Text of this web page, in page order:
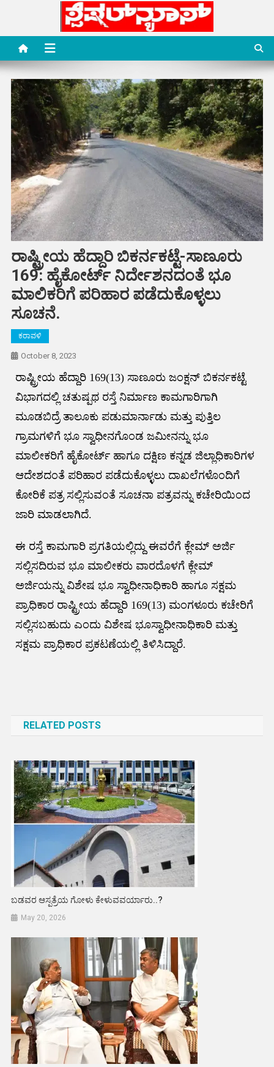
content
Special News Media
Special News Media
ರಾಷ್ಟ್ರೀಯ ಹೆದ್ದಾರಿ ಬಿಕರ್ನಕಟ್ಟೆ-ಸಾಣೂರು
169: ಹೈಕೋರ್ಟ್ ನಿರ್ದೇಶನದಂತೆ ಭೂ
ಮಾಲಿಕರಿಗೆ ಪರಿಹಾರ ಪಡೆದುಕೊಳ್ಳಲು
ಸೂಚನೆ.
ಕರಾವಳಿ
October 8, 2023
ರಾಷ್ಟ್ರೀಯ ಹೆದ್ದಾರಿ 169(13) ಸಾಣೂರು ಜಂಕ್ಷನ್ ಬಿಕರ್ನಕಟ್ಟೆ
ವಿಭಾಗದಲ್ಲಿ ಚತುಷ್ಪಥ ರಸ್ತೆ ನಿರ್ಮಾಣ ಕಾಮಗಾರಿಗಾಗಿ
ಮೂಡಬಿದ್ರೆ ತಾಲೂಕು ಪಡುಮಾರ್ನಾಡು ಮತ್ತು ಪುತ್ತಿಲ
ಗ್ರಾಮಗಳಿಗೆ ಭೂ ಸ್ವಾಧೀನಗೊಂಡ ಜಮೀನನ್ನು ಭೂ
ಮಾಲೀಕರಿಗೆ ಹೈಕೋರ್ಟ್ ಹಾಗೂ ದಕ್ಷಿಣ ಕನ್ನಡ ಜಿಲ್ಲಾಧಿಕಾರಿಗಳ
ಆದೇಶದಂತೆ ಪರಿಹಾರ ಪಡೆದುಕೊಳ್ಳಲು ದಾಖಲೆಗಳೊಂದಿಗೆ
ಕೋರಿಕೆ ಪತ್ರ ಸಲ್ಲಿಸುವಂತೆ ಸೂಚನಾ ಪತ್ರವನ್ನು ಕಚೇರಿಯಿಂದ
ಜಾರಿ ಮಾಡಲಾಗಿದೆ.
ಈ ರಸ್ತೆ ಕಾಮಗಾರಿ ಪ್ರಗತಿಯಲ್ಲಿದ್ದು ಈವರೆಗೆ ಕ್ಲೇಮ್ ಅರ್ಜಿ
ಸಲ್ಲಿಸದಿರುವ ಭೂ ಮಾಲೀಕರು ವಾರದೊಳಗೆ ಕ್ಲೇಮ್
ಅರ್ಜಿಯನ್ನು ವಿಶೇಷ ಭೂ ಸ್ವಾಧೀನಾಧಿಕಾರಿ ಹಾಗೂ ಸಕ್ಷಮ
ಪ್ರಾಧಿಕಾರ ರಾಷ್ಟ್ರೀಯ ಹೆದ್ದಾರಿ 169(13) ಮಂಗಳೂರು ಕಚೇರಿಗೆ
ಸಲ್ಲಿಸಬಹುದು ಎಂದು ವಿಶೇಷ ಭೂಸ್ವಾಧೀನಾಧಿಕಾರಿ ಮತ್ತು
ಸಕ್ಷಮ ಪ್ರಾಧಿಕಾರ ಪ್ರಕಟಣೆಯಲ್ಲಿ ತಿಳಿಸಿದ್ದಾರೆ.
RELATED POSTS
ಬಡವರ ಆಸ್ಪತ್ರೆಯ ಗೋಳು ಕೇಳುವವರ್ಯಾರು..?
May 20, 2026